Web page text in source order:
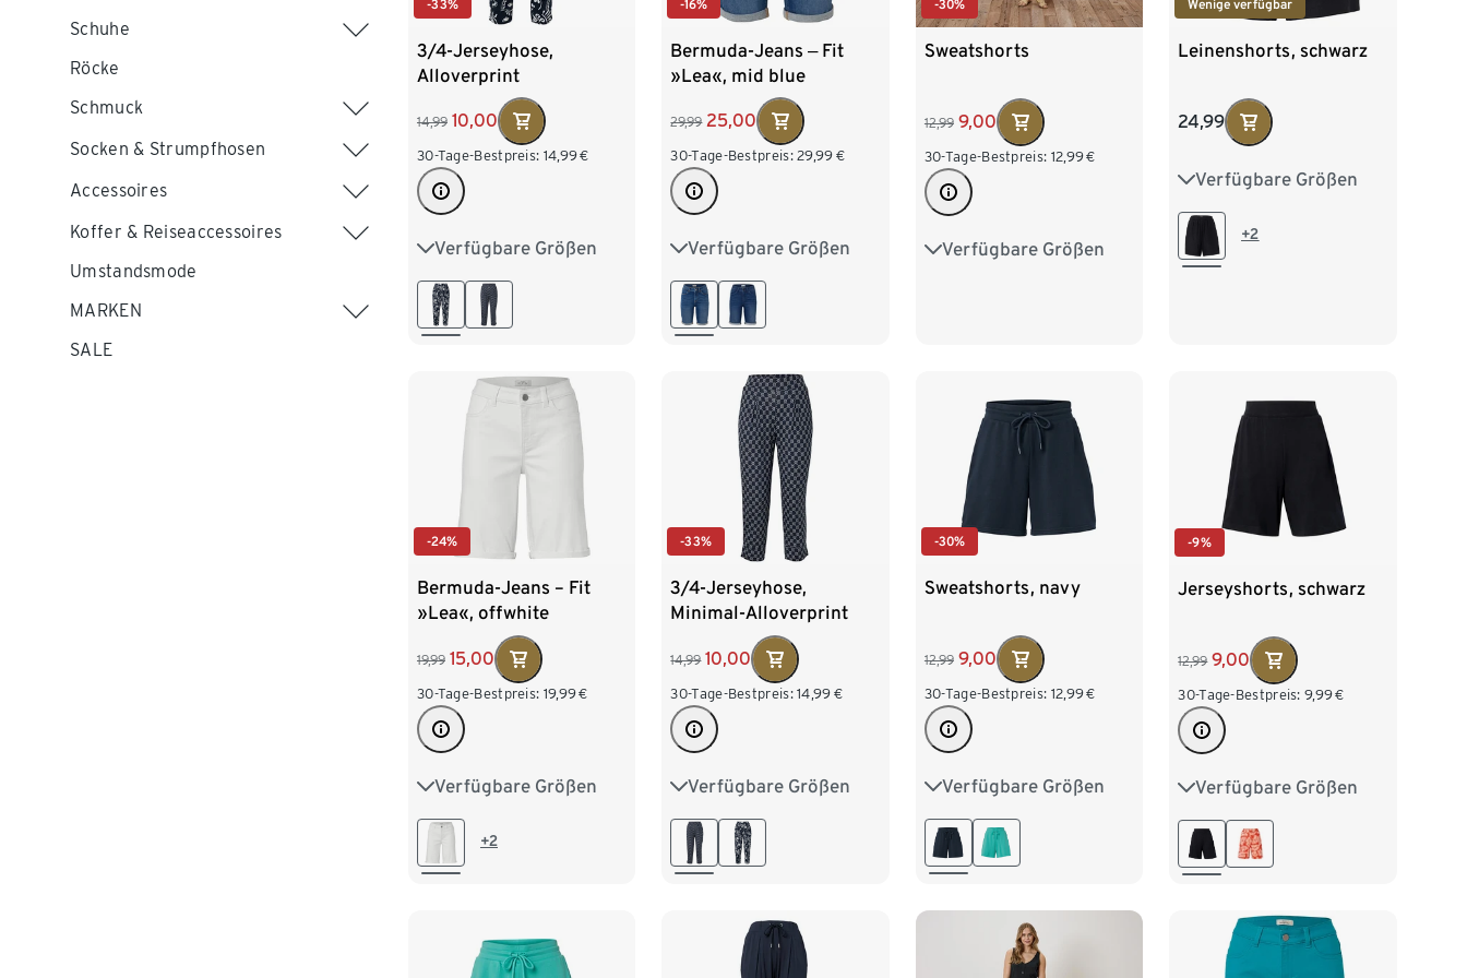
Schuhe
Röcke
Schmuck
Socken & Strumpfhosen
Accessoires
Koffer & Reiseaccessoires
Umstandsmode
MARKEN
SALE
-33%
3/4-Jerseyhose,
Alloverprint
14,99 10,00
30-Tage-Bestpreis: 14,99€
Verfügbare Größen
S 36/38 M 40/42
L 44/46
-16%
Bermuda-Jeans ‒ Fit
»Lea«, mid blue
29,99 25,00
30-Tage-Bestpreis: 29,99 €
Verfügbare Größen
36 38 40 42
44 46
-30%
Sweatshorts
12,99 9,00
30-Tage-Bestpreis: 12,99€
Verfügbare Größen
S 36/38 M 40/42
Wenige verfügbar
Leinenshorts, schwarz
24,99
Verfügbare Größen
36 38 40 42
46
+2
-24%
Bermuda-Jeans – Fit
»Lea«, offwhite
19,99 15,00
30-Tage-Bestpreis: 19,99€
Verfügbare Größen
36 38 40 42
46
+2
-33%
3/4-Jerseyhose,
Minimal-Alloverprint
14,99 10,00
30-Tage-Bestpreis: 14,99 €
Verfügbare Größen
S 36/38 M 40/42
L 44/46
-30%
Sweatshorts, navy
12,99 9,00
30-Tage-Bestpreis: 12,99€
Verfügbare Größen
S 36/38 M 40/42
L 44/46
-9%
Jerseyshorts, schwarz
12,99 9,00
30-Tage-Bestpreis: 9,99€
Verfügbare Größen
S 36/38 M 40/42
L 44/46